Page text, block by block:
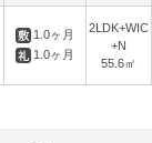
1.0ヶ月
1.0ヶ月
2LDK+WIC
+N
55.6㎡